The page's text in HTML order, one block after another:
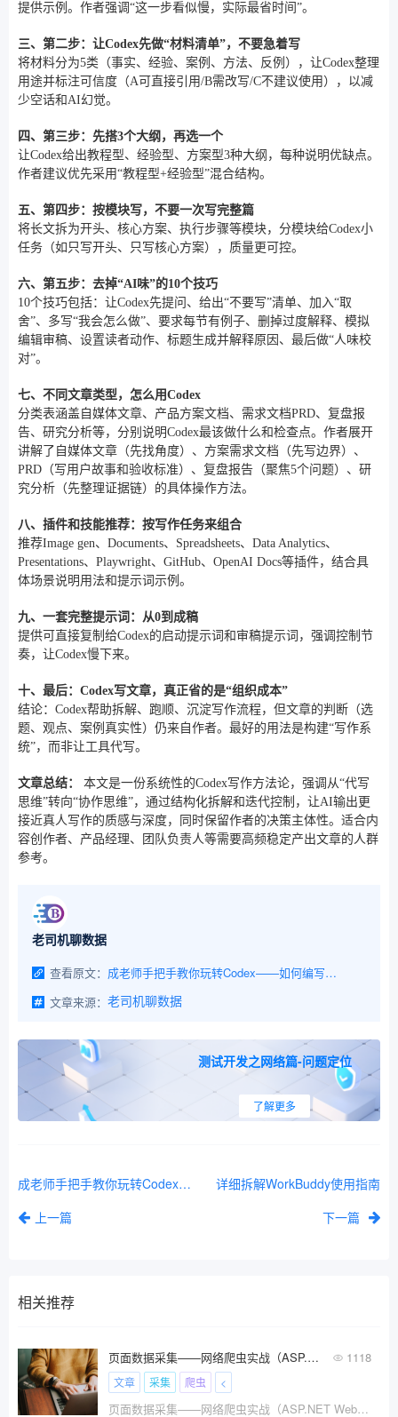
提供示例。作者强调“这一步看似慢，实际最省时间”。
三、第二步：让Codex先做“材料清单”，不要急着写
将材料分为5类（事实、经验、案例、方法、反例），让Codex整理
用途并标注可信度（A可直接引用/B需改写/C不建议使用），以减
少空话和AI幻觉。
四、第三步：先搭3个大纲，再选一个
让Codex给出教程型、经验型、方案型3种大纲，每种说明优缺点。
作者建议优先采用“教程型+经验型”混合结构。
五、第四步：按模块写，不要一次写完整篇
将长文拆为开头、核心方案、执行步骤等模块，分模块给Codex小
任务（如只写开头、只写核心方案），质量更可控。
六、第五步：去掉“AI味”的10个技巧
10个技巧包括：让Codex先提问、给出“不要写”清单、加入“取
舍”、多写“我会怎么做”、要求每节有例子、删掉过度解释、模拟
编辑审稿、设置读者动作、标题生成并解释原因、最后做“人味校
对”。
七、不同文章类型，怎么用Codex
分类表涵盖自媒体文章、产品方案文档、需求文档PRD、复盘报
告、研究分析等，分别说明Codex最该做什么和检查点。作者展开
讲解了自媒体文章（先找角度）、方案需求文档（先写边界）、
PRD（写用户故事和验收标准）、复盘报告（聚焦5个问题）、研
究分析（先整理证据链）的具体操作方法。
八、插件和技能推荐：按写作任务来组合
推荐Image gen、Documents、Spreadsheets、Data Analytics、
Presentations、Playwright、GitHub、OpenAI Docs等插件，结合具
体场景说明用法和提示词示例。
九、一套完整提示词：从0到成稿
提供可直接复制给Codex的启动提示词和审稿提示词，强调控制节
奏，让Codex慢下来。
十、最后：Codex写文章，真正省的是“组织成本”
结论：Codex帮助拆解、跑顺、沉淀写作流程，但文章的判断（选
题、观点、案例真实性）仍来自作者。最好的用法是构建“写作系
统”，而非让工具代写。
文章总结：
本文是一份系统性的Codex写作方法论，强调从“代写
思维”转向“协作思维”，通过结构化拆解和迭代控制，让AI输出更
接近真人写作的质感与深度，同时保留作者的决策主体性。适合内
容创作者、产品经理、团队负责人等需要高频稳定产出文章的人群
参考。
老司机聊数据
查看原文：
成老师手把手教你玩转Codex——如何编写文档方案
文章来源： 老司机聊数据
测试开发之网络篇-问题定位
了解更多
成老师手把手教你玩转Codex——如何制作短视频
上一篇
详细拆解WorkBuddy使用指南
下一篇
相关推荐
页面数据采集——网络爬虫实战（ASP.NET Web 博客园为例） 1118
文章 采集 爬虫 <
页面数据采集——网络爬虫实战（ASP.NET Web 博客园为例）